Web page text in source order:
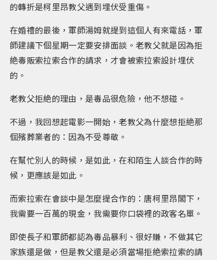
的轉折是柯里昂教父遇到埋伏受重傷。
在婚禮的最後，軍師湯姆就提到這個人有來電話，軍
師建議下個星期一定要安排面談。老教父就是因為拒
絶毒販索拉索合作的請求，才會被索拉索設計埋伏
的。
老教父拒絶的理由，是毒品很危險，他不想碰。
不過，我回想起電影一開始，老教父為什麼想拒絶那
個殯葬業者的：因為不受尊敬。
在幫忙別人的時候，是如此，在和陌生人談合作的時
候，更應該是如此。
而索拉索在會談中是怎麼提合作的：唐柯里昂閣下，
我需要一百萬的現金，我需要你口袋裡的政客名單。
即使長子和軍師都認為毒品暴利、很好賺，不做其它
家族還是做，但是教父還是必須當場拒絶索拉索的請